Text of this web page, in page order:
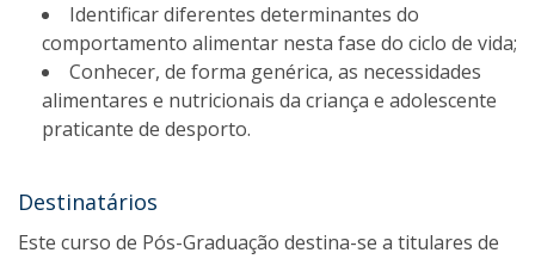
Identificar diferentes determinantes do
comportamento alimentar nesta fase do ciclo de vida;
Conhecer, de forma genérica, as necessidades
alimentares e nutricionais da criança e adolescente
praticante de desporto.
Destinatários
Este curso de Pós-Graduação destina-se a titulares de